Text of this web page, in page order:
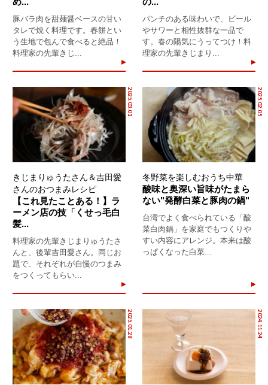
豚バラ肉を甜麺醤ベースの甘い
タレで焼く料理です。春餅とい
う生地で包んで食べると絶品！
料理家の先輩きじ...
パンチのある味わいで、ビール
やサワーと相性抜群な一品で
す。春の陽気にうってつけ！料
理家の先輩きじまり...
2025.03.01
きじまりゅうたさん＆吉田愛
さんのおつまみレシピ
【これ見たことある！】ラ
ーメン店の技「くせっ毛白
髪...
料理家の先輩きじまりゅうたさ
んと、後輩吉田愛さん。同じお
題で、それぞれが自慢のつまみ
をつくってもらい...
2025.02.05
冬野菜を楽しむおうち中華
酸味と奥深い旨味がたまら
ない"発酵白菜と豚肉の鍋"
台湾でよく食べられている「酸
菜白肉鍋」を家庭でもつくりや
すい内容にアレンジ。本来は酸
っぱくなった白菜...
2025.01.28 2024.11.24